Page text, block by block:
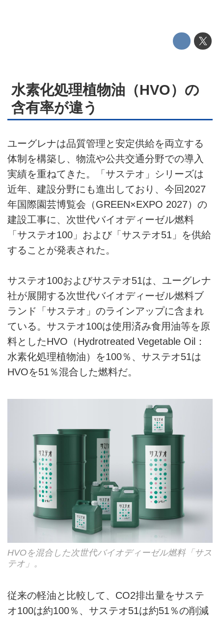
水素化処理植物油（HVO）の
含有率が違う
ユーグレナは品質管理と安定供給を両立する
体制を構築し、物流や公共交通分野での導入
実績を重ねてきた。「サステオ」シリーズは
近年、建設分野にも進出しており、今回2027
年国際園芸博覧会（GREEN×EXPO 2027）の
建設工事に、次世代バイオディーゼル燃料
「サステオ100」および「サステオ51」を供給
することが発表された。
サステオ100およびサステオ51は、ユーグレナ
社が展開する次世代バイオディーゼル燃料ブ
ランド「サステオ」のラインアップに含まれ
ている。サステオ100は使用済み食用油等を原
料としたHVO（Hydrotreated Vegetable Oil：
水素化処理植物油）を100％、サステオ51は
HVOを51％混合した燃料だ。
HVOを混合した次世代バイオディーゼル燃料「サス
テオ」。
従来の軽油と比較して、CO2排出量をサステ
オ100は約100％、サステオ51は約51％の削減